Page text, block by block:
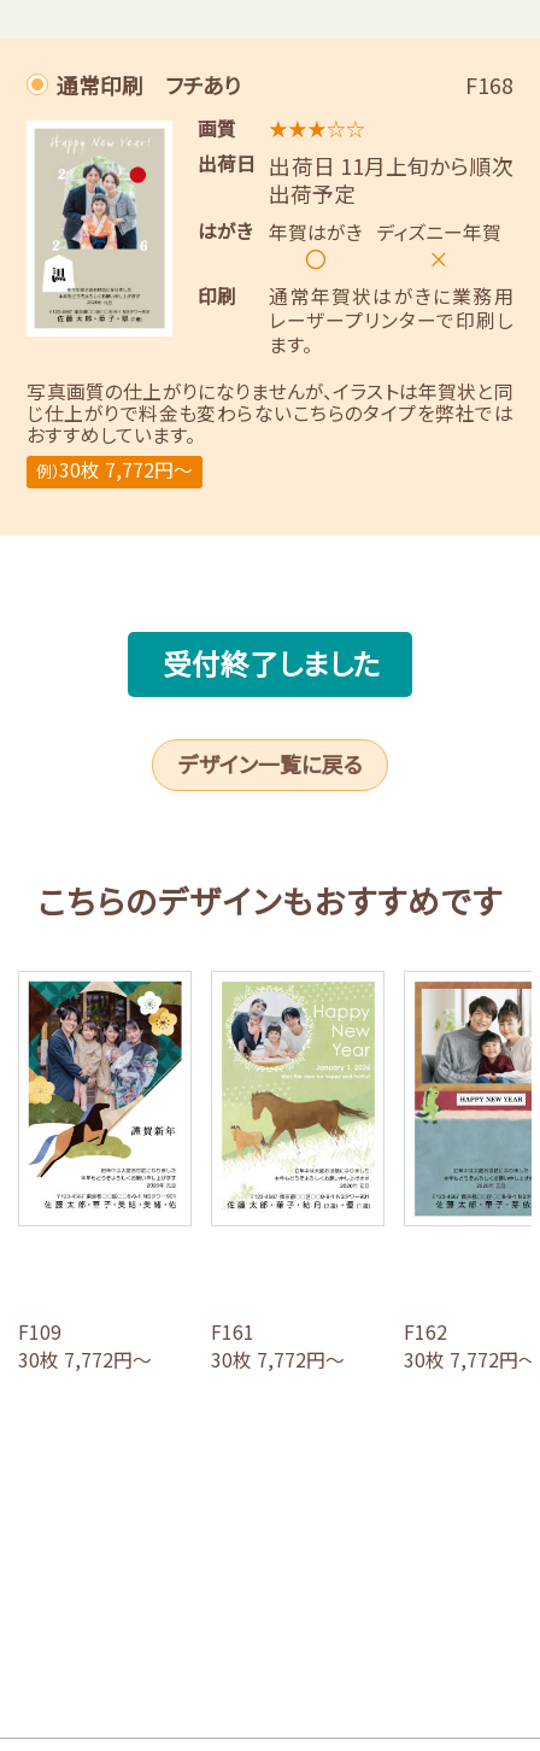
通常印刷 フチあり F168
画質
★★★☆☆
出荷日
出荷日 11月上旬から順次
出荷予定
はがき 年賀はがき
〇
ディズニー年賀
×
印刷
通常年賀状はがきに業務用
レーザープリンターで印刷し
ます。
写真画質の仕上がりになりませんが、イラストは年賀状と同
じ仕上がりで料金も変わらないこちらのタイプを弊社では
おすすめしています。
例）30枚 7,772円～
受付終了しました
デザイン一覧に戻る
こちらのデザインもおすすめです
F109
30枚 7,772円～
F161
30枚 7,772円～
F162
30枚 7,772円～